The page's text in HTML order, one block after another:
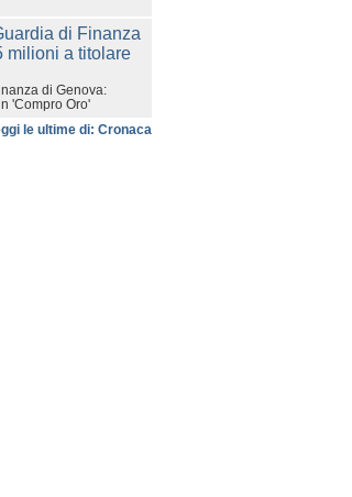
di Genova:
'Compro Oro'
le ultime di: Cronaca